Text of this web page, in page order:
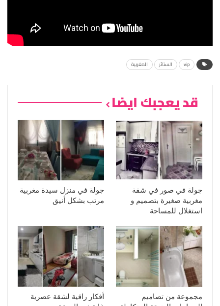
vip الستائر المغربية
قد يعجبك ايضا
جولة في صور في شقة
مغربية صغيرة بتصميم و
استغلال للمساحة
جولة في منزل سيدة مغربية
مرتب بشكل أنيق
مجموعة من تصاميم
أفكار راقية لشقة عصرية